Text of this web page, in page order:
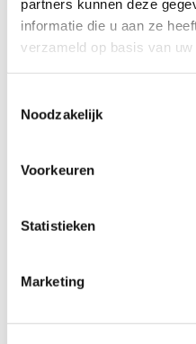
partners kunnen deze
informatie die u aan ze
verzameld op basis van
Noodzakelijk
Voorkeuren
Statistieken
Marketing
Manufacturing